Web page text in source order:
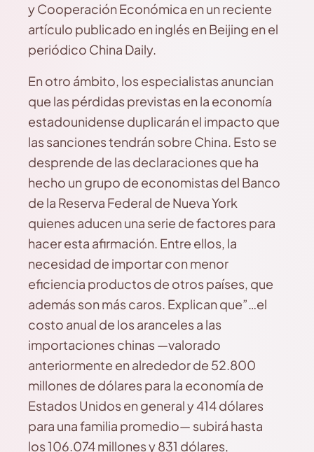
y Cooperación Económica en un reciente
artículo publicado en inglés en Beijing en el
periódico China Daily.
En otro ámbito, los especialistas anuncian
que las pérdidas previstas en la economía
estadounidense duplicarán el impacto que
las sanciones tendrán sobre China. Esto se
desprende de las declaraciones que ha
hecho un grupo de economistas del Banco
de la Reserva Federal de Nueva York
quienes aducen una serie de factores para
hacer esta afirmación. Entre ellos, la
necesidad de importar con menor
eficiencia productos de otros países, que
además son más caros. Explican que”…el
costo anual de los aranceles a las
importaciones chinas —valorado
anteriormente en alrededor de 52.800
millones de dólares para la economía de
Estados Unidos en general y 414 dólares
para una familia promedio— subirá hasta
los 106.074 millones y 831 dólares,